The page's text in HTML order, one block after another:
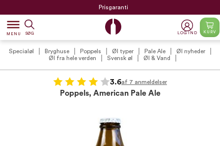
Prisgaranti
dehaze
MENU SØG LOG IND KURV
Specialøl Bryghuse Poppels Øl typer Pale Ale
Øl nyheder
Øl fra hele verden
Svensk øl Øl & Vand
3.6af 7 anmeldelser
Poppels, American Pale Ale